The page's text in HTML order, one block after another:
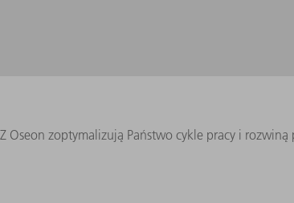
zoptymalizują Państwo cykle pracy i rozwiną